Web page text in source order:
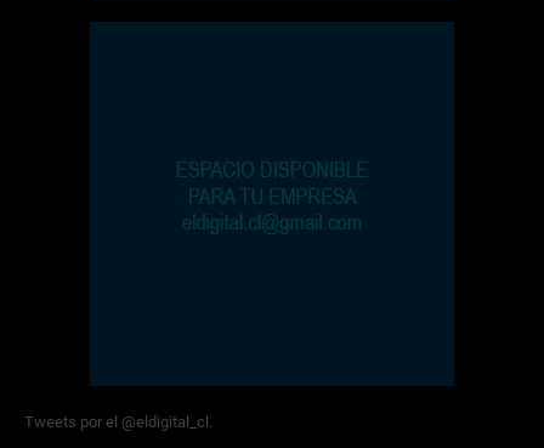
Tweets por el @eldigital_cl.